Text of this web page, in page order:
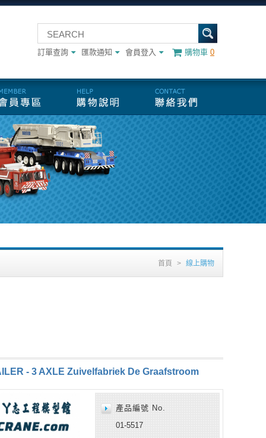
訂單查詢 匯款通知 會員登入 購物車 0
首頁 > 線上購物
- 3 AXLE Zuivelfabriek De Graafstroom
產品編號 No.
01-5517